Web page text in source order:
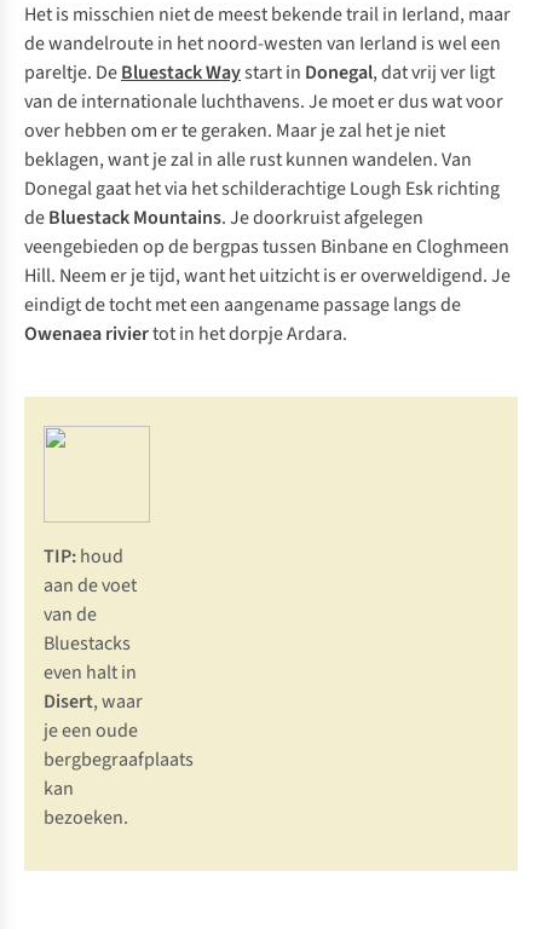
Het is misschien niet de meest bekende trail in Ierland, maar
de wandelroute in het noord-westen van Ierland is wel een
pareltje. DeBluestack Waystart in Donegal, dat vrij ver ligt
van de internationale luchthavens. Je moet er dus wat voor
over hebben om er te geraken. Maar je zal het je niet
beklagen, want je zal in alle rust kunnen wandelen. Van
Donegal gaat het via het schilderachtigeLough Eskrichting
deBluestack Mountains. Je doorkruist afgelegen
veengebieden op de bergpas tussen BinbaneenCloghmeen
Hill. Neem er je tijd, want het uitzicht is er overweldigend. Je
eindigt de tocht met een aangename passage langs de
Owenaea riviertot in het dorpjeArdara.
TIP:houd
aan de voet
van de
Bluestacks
even halt in
Disert, waar
je een oude
bergbegraafplaats
kan
bezoeken.